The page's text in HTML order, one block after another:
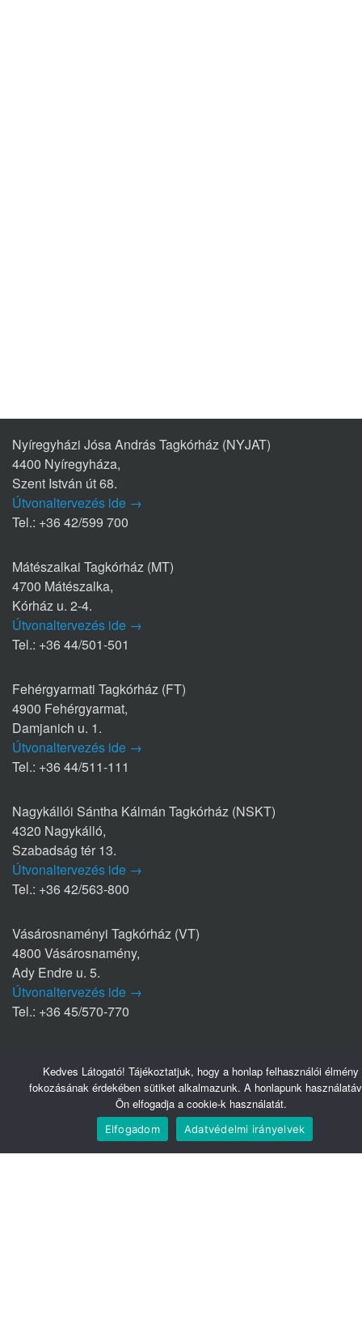
Nyíregyházi Jósa András Tagkórház (NYJAT)
4400 Nyíregyháza,
Szent István út 68.
Útvonaltervezés ide →
Tel.: +36 42/599 700
Mátészalkai Tagkórház (MT)
4700 Mátészalka,
Kórház u. 2-4.
Útvonaltervezés ide →
Tel.: +36 44/501-501
Fehérgyarmati Tagkórház (FT)
4900 Fehérgyarmat,
Damjanich u. 1.
Útvonaltervezés ide →
Tel.: +36 44/511-111
Nagykállói Sántha Kálmán Tagkórház (NSKT)
4320 Nagykálló,
Szabadság tér 13.
Útvonaltervezés ide →
Tel.: +36 42/563-800
Vásárosnaményi Tagkórház (VT)
4800 Vásárosnamény,
Ady Endre u. 5.
Útvonaltervezés ide →
Tel.: +36 45/570-770
4300 Nyírbátor
Édesanyák útja 1/a.
Útvonaltervezés ide →
Tel.: +36 42/281-711
Kedves Látogató! Tájékoztatjuk, hogy a honlap felhasználói élmény
fokozásának érdekében sütiket alkalmazunk. A honlapunk
Ön elfogadja a cookie-k használatát.
Elfogadom Adatvédelmi irányelvek